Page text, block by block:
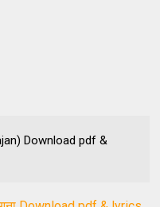
Download pdf &